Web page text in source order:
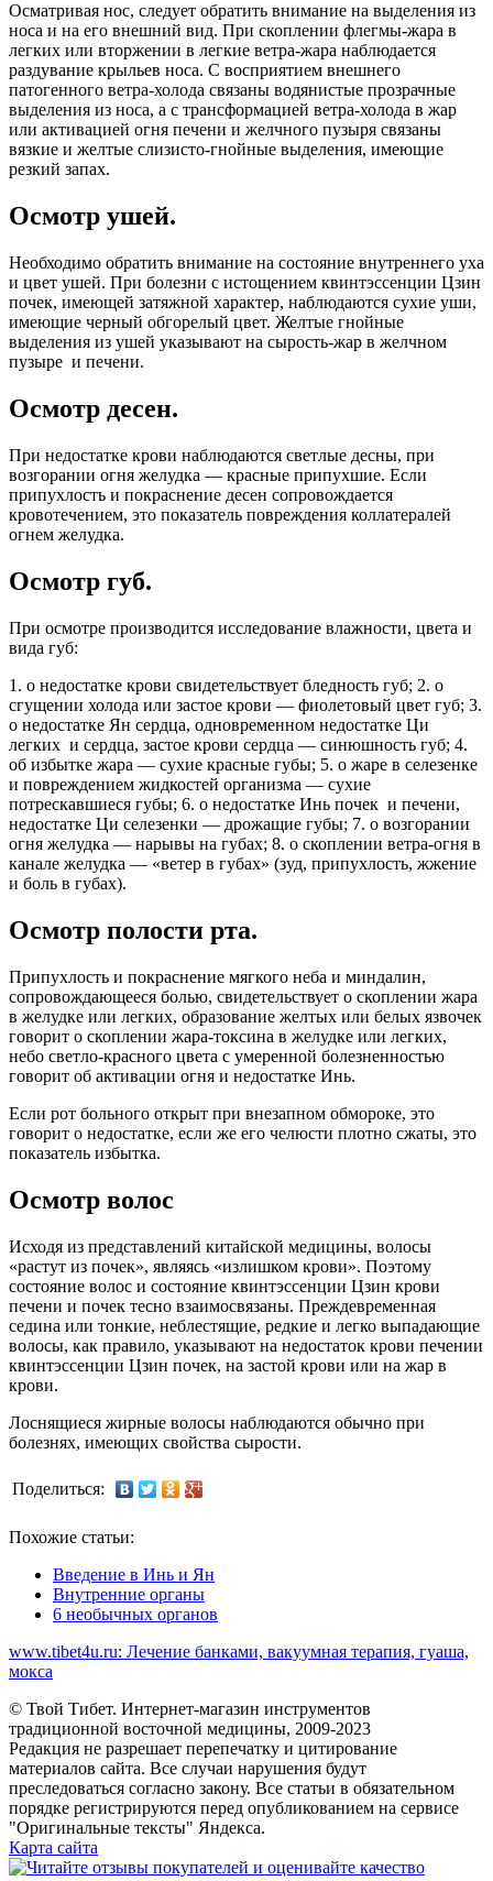
Осматривая нос, следует обратить внимание на выделения из
носа и на его внешний вид. При скоплении флегмы-жара в
легких или вторжении в легкие ветра-жара наблюдается
раздувание крыльев носа. С восприятием внешнего
патогенного ветра-холода связаны водянистые прозрачные
выделения из носа, а с трансформацией ветра-холода в жар
или активацией огня печени и желчного пузыря связаны
вязкие и желтые слизисто-гнойные выделения, имеющие
резкий запах.
Осмотр ушей.
Необходимо обратить внимание на состояние внутреннего уха
и цвет ушей. При болезни с истощением квинтэссенции Цзин
почек, имеющей затяжной характер, наблюдаются сухие уши,
имеющие черный обгорелый цвет. Желтые гнойные
выделения из ушей указывают на сырость-жар в желчном
пузыре и печени.
Осмотр десен.
При недостатке крови наблюдаются светлые десны, при
возгорании огня желудка — красные припухшие. Если
припухлость и покраснение десен сопровождается
кровотечением, это показатель повреждения коллатералей
огнем желудка.
Осмотр губ.
При осмотре производится исследование влажности, цвета и
вида губ:
1. о недостатке крови свидетельствует бледность губ; 2. о
сгущении холода или застое крови — фиолетовый цвет губ; 3.
о недостатке Ян сердца, одновременном недостатке Ци
легких и сердца, застое крови сердца — синюшность губ; 4.
об избытке жара — сухие красные губы; 5. о жаре в селезенке
и повреждением жидкостей организма — сухие
потрескавшиеся губы; 6. о недостатке Инь почек и печени,
недостатке Ци селезенки — дрожащие губы; 7. о возгорании
огня желудка — нарывы на губах; 8. о скоплении ветра-огня в
канале желудка — «ветер в губах» (зуд, припухлость, жжение
и боль в губах).
Осмотр полости рта.
Припухлость и покраснение мягкого неба и миндалин,
сопровождающееся болью, свидетельствует о скоплении жара
в желудке или легких, образование желтых или белых язвочек
говорит о скоплении жара-токсина в желудке или легких,
небо светло-красного цвета с умеренной болезненностью
говорит об активации огня и недостатке Инь.
Если рот больного открыт при внезапном обмороке, это
говорит о недостатке, если же его челюсти плотно сжаты, это
показатель избытка.
Осмотр волос
Исходя из представлений китайской медицины, волосы
«растут из почек», являясь «излишком крови». Поэтому
состояние волос и состояние квинтэссенции Цзин крови
печени и почек тесно взаимосвязаны. Преждевременная
седина или тонкие, неблестящие, редкие и легко выпадающие
волосы, как правило, указывают на недостаток крови печении
квинтэссенции Цзин почек, на застой крови или на жар в
крови.
Лоснящиеся жирные волосы наблюдаются обычно при
болезнях, имеющих свойства сырости.
Поделиться:
Похожие статьи:
Введение в Инь и Ян
Внутренние органы
6 необычных органов
www.tibet4u.ru: Лечение банками, вакуумная терапия, гуаша,
мокса
© Твой Тибет. Интернет-магазин инструментов
традиционной восточной медицины, 2009-2023
Редакция не разрешает перепечатку и цитирование
материалов сайта. Все случаи нарушения будут
преследоваться согласно закону. Все статьи в обязательном
порядке регистрируются перед опубликованием на сервисе
"Оригинальные тексты" Яндекса.
Карта сайта